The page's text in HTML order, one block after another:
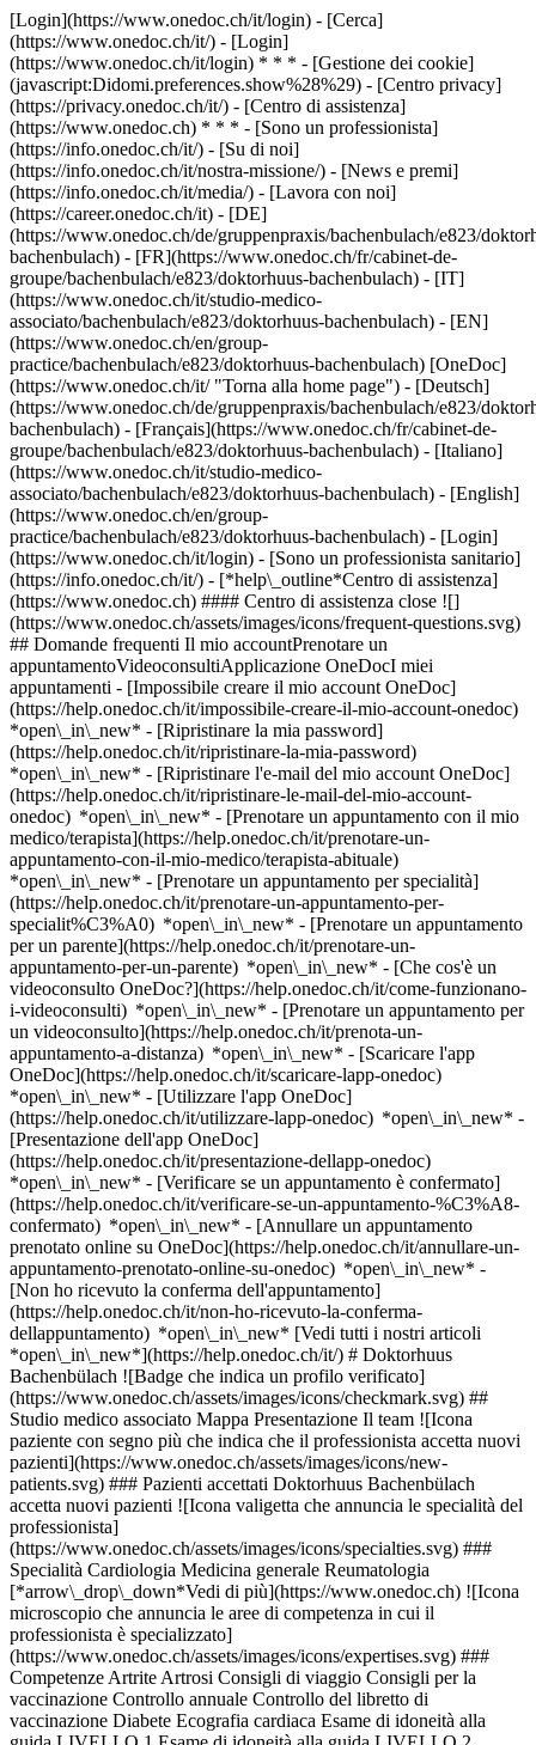
[Login](https://www.onedoc.ch/it/login) - [Cerca]
(https://www.onedoc.ch/it/) - [Login]
(https://www.onedoc.ch/it/login) * * * - [Gestione dei cookie]
(javascript:Didomi.preferences.show%28%29) - [Centro privacy]
(https://privacy.onedoc.ch/it/) - [Centro di assistenza]
(https://www.onedoc.ch) * * * - [Sono un professionista]
(https://info.onedoc.ch/it/) - [Su di noi]
(https://info.onedoc.ch/it/nostra-missione/) - [News e premi]
(https://info.onedoc.ch/it/media/) - [Lavora con noi]
(https://career.onedoc.ch/it) - [DE]
(https://www.onedoc.ch/de/gruppenpraxis/bachenbulach/e823/
bachenbulach) - [FR](https://www.onedoc.ch/fr/cabinet-de-
groupe/bachenbulach/e823/doktorhuus-bachenbulach) - [IT]
(https://www.onedoc.ch/it/studio-medico-
associato/bachenbulach/e823/doktorhuus-bachenbulach) - [EN]
(https://www.onedoc.ch/en/group-
practice/bachenbulach/e823/doktorhuus-bachenbulach) [OneDoc]
(https://www.onedoc.ch/it/ "Torna alla home page") - [Deutsch]
(https://www.onedoc.ch/de/gruppenpraxis/bachenbulach/e823/
bachenbulach) - [Français](https://www.onedoc.ch/fr/cabinet-de-
groupe/bachenbulach/e823/doktorhuus-bachenbulach) - [Italiano]
(https://www.onedoc.ch/it/studio-medico-
associato/bachenbulach/e823/doktorhuus-bachenbulach) - [English]
(https://www.onedoc.ch/en/group-
practice/bachenbulach/e823/doktorhuus-bachenbulach) - [Login]
(https://www.onedoc.ch/it/login) - [Sono un professionista sanitario]
(https://info.onedoc.ch/it/) - [*help\_outline*Centro di assistenza]
(https://www.onedoc.ch) #### Centro di assistenza close ![]
(https://www.onedoc.ch/assets/images/icons/frequent-questions.svg)
## Domande frequenti Il mio accountPrenotare un
appuntamentoVideoconsultiApplicazione OneDocI miei
appuntamenti - [Impossibile creare il mio account OneDoc]
(https://help.onedoc.ch/it/impossibile-creare-il-mio-account-onedoc)
*open\_in\_new* - [Ripristinare la mia password]
(https://help.onedoc.ch/it/ripristinare-la-mia-password)
*open\_in\_new* - [Ripristinare l'e-mail del mio account OneDoc]
(https://help.onedoc.ch/it/ripristinare-le-mail-del-mio-account-
onedoc) *open\_in\_new* - [Prenotare un appuntamento con il mio
medico/terapista](https://help.onedoc.ch/it/prenotare-un-
appuntamento-con-il-mio-medico/terapista-abituale)
*open\_in\_new* - [Prenotare un appuntamento per specialità]
(https://help.onedoc.ch/it/prenotare-un-appuntamento-per-
specialit%C3%A0) *open\_in\_new* - [Prenotare un appuntamento
per un parente](https://help.onedoc.ch/it/prenotare-un-
appuntamento-per-un-parente) *open\_in\_new* - [Che cos'è un
videoconsulto OneDoc?](https://help.onedoc.ch/it/come-funzionano-
i-videoconsulti) *open\_in\_new* - [Prenotare un appuntamento per
un videoconsulto](https://help.onedoc.ch/it/prenota-un-
appuntamento-a-distanza) *open\_in\_new* - [Scaricare l'app
OneDoc](https://help.onedoc.ch/it/scaricare-lapp-onedoc)
*open\_in\_new* - [Utilizzare l'app OneDoc]
(https://help.onedoc.ch/it/utilizzare-lapp-onedoc) *open\_in\_new* -
[Presentazione dell'app OneDoc]
(https://help.onedoc.ch/it/presentazione-dellapp-onedoc)
*open\_in\_new* - [Verificare se un appuntamento è confermato](https://help.onedoc.ch/it/verificare-se-un-appuntamento-%C3%A8-confermato) *open\_in\_new* - [Annullare un appuntamento prenotato online su OneDoc](https://help.onedoc.ch/it/annullare-un-appuntamento-prenotato-online-su-onedoc) *open\_in\_new* - [Non ho ricevuto la conferma dell'appuntamento](https://help.onedoc.ch/it/non-ho-ricevuto-la-conferma-dellappuntamento) *open\_in\_new* [Vedi tutti i nostri articoli *open\_in\_new*](https://help.onedoc.ch/it/) # Doktorhuus Bachenbülach ![Badge che indica un profilo verificato](https://www.onedoc.ch/assets/images/icons/checkmark.svg) ## Studio medico associato Mappa Presentazione Il team ![Icona paziente con segno più che indica che il professionista accetta nuovi pazienti](https://www.onedoc.ch/assets/images/icons/new-patients.svg) ### Pazienti accettati Doktorhuus Bachenbülach accetta nuovi pazienti ![Icona valigetta che annuncia le specialità del professionista](https://www.onedoc.ch/assets/images/icons/specialties.svg) ### Specialità Cardiologia Medicina generale Reumatologia [*arrow\_drop\_down*Vedi di più](https://www.onedoc.ch) ![Icona microscopio che annuncia le aree di competenza in cui il professionista è specializzato](https://www.onedoc.ch/assets/images/icons/expertises.svg) ### Competenze Artrite Artrosi Consigli di viaggio Consigli per la vaccinazione Controllo annuale Controllo del libretto di vaccinazione Diabete Ecografia cardiaca Esame di idoneità alla guida LIVELLO 1 Esame di idoneità alla guida LIVELLO 2 Febbre | Influenza | Sintomi influenzali | Raffreddore Holter Misurazione della pressione sanguigna (arteriosa) Prelievo del sangue Prevenzione cardiovascolare | CardioCheck | CardioTest Reumatismo Test da sforzo | Ergometria Test del diabete [*arrow\_drop\_down*Vedi di più](https://www.onedoc.ch) ![Segnaposto che annuncia la mappa e le informazioni di accesso dello studio](https://www.onedoc.ch/assets/images/icons/map.svg) ### Mappa e informazioni pratiche #### Doktorhuus Bachenbülach Grabenstrasse 4b 8184 Bachenbülach #### Orari di apertura Attualmente chiuso - Apre giovedì alle 08:00 *expand\_more* Lunedì: 08:00 - 12:00 e 13:00 - 17:00 Martedì: 08:00 - 12:00 e 13:00 - 17:00 Mercoledì: 08:00 - 12:00 e 13:00 - 17:00 Giovedì: 08:00 - 12:00 e 13:00 - 17:00 Venerdì: 08:00 - 12:00 e 13:00 - 17:00 Sabato: Chiuso Domenica: Chiuso #### Doktorhuus Ärztenetzwerk AG [Le nostre sedi](https://www.onedoc.ch/it/centri-medici/gbm4/doktorhuus-arztenetzwerk-ag "Le nostre sedi - Doktorhuus Ärztenetzwerk AG") #### Sito web [Visita il sito web *open\_in\_new*](https://bachenbuelach.doktor-huus.ch/) ![Icona documento che annuncia la presentazione dello studio](https://www.onedoc.ch/assets/images/icons/presentation.svg) ### Presentazione ## Doktorhuus Bachenbülach __Doktorhuus Bachenbülach__ è uno studio medico associato a carattere interdisciplinare situato in Grabenstrasse 4b, 8184 Bachenbülach. Oltre all’assistenza medica di base, la struttura offre cure mediche nei settori della cardiologia e della reumatologia. La medicina di base comprende la prevenzione, la diagnosi e il trattamento delle patologie più comuni, nonché l’assistenza continua in caso di disturbi cronici. La cardiologia si occupa delle patologie del cuore e del sistema circolatorio, mentre la reumatologia esamina e cura i disturbi e le patologie delle articolazioni, dei muscoli, delle ossa e del tessuto connettivo. Questa combinazione di diverse specializzazioni consente un’assistenza medica coordinata in un’unica sede. A seconda delle esigenze mediche, l’offerta comprende, tra l’altro, visite di medicina generale, visite preventive e check-up, accertamenti cardiovascolari e visite reumatologiche. Lo studio offre consulenze in diverse lingue e, secondo l’attuale profilo OneDoc, accetta nuovi pazienti. Gli appuntamenti possono essere fissati direttamente online tramite OneDoc. [*arrow\_drop\_down*Vedi di più](https://www.onedoc.ch) [](https://assets.onedoc.ch/images/entities/cf8609ccbf801e6fa6fb6208b5b90359cead4e462d4cd9b97d5b574ae37d701f.png)[![Doktorhuus Bachenbülach, studio medico associato a Bachenbülach](https://assets.onedoc.ch/images/entities/2f29af3fedd64acbd7ff0cce5dd23f6b66b77911aa2f5dbde2ea6e9dd30152ee-small.png "Doktorhuus Bachenbülach, studio medico associato a Bachenbülach")](https://assets.onedoc.ch/images/entities/2f29af3fedd64acbd7ff0cce5dd23f6b66b77911aa2f5dbde2ea6e9dd30152ee.png)[![Doktorhuus Bachenbülach, studio medico associato a Bachenbülach](https://assets.onedoc.ch/images/entities/1953b40030c11c7acbaa174998de598e617af604da379cb923787d03df29df91-small.jpg "Doktorhuus Bachenbülach, studio medico associato a Bachenbülach")](https://assets.onedoc.ch/images/entities/1953b40030c11c7acbaa174998de598e617af604da379cb923787d03df29df91.jpg)[![Doktorhuus Bachenbülach, studio medico associato a Bachenbülach](https://assets.onedoc.ch/images/entities/d56495c54c109b4feb11f81ce1467c93ec69ddc04127772368c373fa3ed41f76-small.jpg "Doktorhuus Bachenbülach, studio medico associato a Bachenbülach")](https://assets.onedoc.ch/images/entities/d56495c54c109b4feb11f81ce1467c93ec69ddc04127772368c373fa3ed41f76.jpg)[![Doktorhuus Bachenbülach, studio medico associato a Bachenbülach](https://assets.onedoc.ch/images/entities/c1f0cb1e937892f37e0d6e865e31aaf5fbe9cdce951936d207cb1dbee4b80a22-small.jpg "Doktorhuus Bachenbülach, studio medico associato a Bachenbülach")](https://assets.onedoc.ch/images/entities/c1f0cb1e937892f37e0d6e865e31aaf5fbe9cdce951936d207cb1dbee4b80a22.jpg) ![Icona gruppo di persone che annuncia l’elenco dei professionisti sanitari dello studio](https://www.onedoc.ch/assets/images/icons/team.svg) ### Il team Cardiologo [![Mohamed Amine Oualad, cardiologo a Bachenbülach](https://assets.onedoc.ch/images/users/815e00f80497170a8216272f3a52441635d480bbd832f58ea3e2ac60fae81d1c-small.jpg "Mohamed Amine Oualad, cardiologo a Bachenbülach") \ __Dr. med. Mohamed Amine Oualad__](https://www.onedoc.ch/it/cardiologo/bachenbulach/pc0v4/dr-med-mohamed-amine-oualad) Medici generici [![Christian Hall, medico generico a Bachenbülach](https://assets.onedoc.ch/images/users/f4e46ddfc9beac706dfb4b7b23be7441b7cce8894b1b71306be22eabcb9308e7-small.jpg "Christian Hall, medico generico a Bachenbülach") \ __Dipl. med. Christian Hall__](https://www.onedoc.ch/it/medico-generico/bachenbulach/pcuht/dipl-med-christian-hall) [![Nicole Ruoss, medico generico a Bachenbülach](https://assets.onedoc.ch/images/users/a71711c1e9b8e8b3c006ff0742e88f1084f0e32edd238e816910a4d9ad086ec8-small.jpg "Nicole Ruoss, medico generico a Bachenbülach") \ __Dipl. med. Nicole Ruoss__](https://www.onedoc.ch/it/medico-generico/bachenbulach/pcp9t/dipl-med-nicole-ruoss) [![Nevriye Tuna-Aksak, medico generico a Bachenbülach](https://assets.onedoc.ch/images/users/77cb87e6b0339bb95a074bfb77cae2f4cb86b31a9102924105fac7fda57a7bbc-small.jpg "Nevriye Tuna-Aksak, medico generico a Bachenbülach") \ __Dipl. med. Nevriye Tuna-Aksak__](https://www.onedoc.ch/it/medico-generico/bachenbulach/pcopo/dipl-med-nevriye-tuna-aksak) Reumatologo [![Ulrich Brunner, reumatologo a Bachenbülach](https://assets.onedoc.ch/images/users/d21f66bc5730623714f8a0ab41ec9d4953f4f7f492ca5a672e1eba07b015a81f-small.jpg "Ulrich Brunner, reumatologo a Bachenbülach") \ __Dr. med. Ulrich Brunner__](https://www.onedoc.ch/it/reumatologo/bachenbulach/pcvwv/dr-med-ulrich-brunner) ![Icona nuvoletta che annuncia la sezione FAQ](https://www.onedoc.ch/assets/images/icons/faq.svg) ### FAQ *expand\_more* *keyboard\_arrow\_right* ## Qual è l'indirizzo di Doktorhuus Bachenbülach? Doktorhuus Bachenbülach riceve i pazienti in Grabenstrasse 4b, 8184 Bachenbülach. * * * *keyboard\_arrow\_right* ## Quali sono gli orari di apertura di Doktorhuus Bachenbülach? Doktorhuus Bachenbülach è aperto: - Il lunedì dalle 08:00 alle 12:00 e dalle 13:00 alle 17:00 - Il martedì dalle 08:00 alle 12:00 e dalle 13:00 alle 17:00 - Il mercoledì dalle 08:00 alle 12:00 e dalle 13:00 alle 17:00 - Il giovedì dalle 08:00 alle 12:00 e dalle 13:00 alle 17:00 - Il venerdì dalle 08:00 alle 12:00 e dalle 13:00 alle 17:00 - Il sabato chiuso - La domenica chiuso * * * *keyboard\_arrow\_right* ## Qual è il sito web di Doktorhuus Bachenbülach? Puoi visitare il sito web di Doktorhuus Bachenbülach all'indirizzo: [https://bachenbuelach.doktor-h... *open\_in\_new*](https://bachenbuelach.doktor-huus.ch/) . * * * *keyboard\_arrow\_right* ## Qual è il numero di telefono di Doktorhuus Bachenbülach? Il numero di telefono di Doktorhuus Bachenbülach è [044 863 70 00](tel:+41448637000). * * * *keyboard\_arrow\_right* ## Quali sono le specialità praticate presso Doktorhuus Bachenbülach? Doktorhuus Bachenbülach offre consulenze in [Cardiologia](https://www.onedoc.ch/it/cardiologo/bachenbulach), [Medicina generale](https://www.onedoc.ch/it/medico-generico/bachenbulach) e [Reumatologia](https://www.onedoc.ch/it/reumatologo/bachenbulach). * * * *keyboard\_arrow\_right* ## Quali sono le aree di competenza di Doktorhuus Bachenbülach? Le aree di competenza di Doktorhuus Bachenbülach sono: [Artrite](https://www.onedoc.ch/it/artrite/bachenbulach), [Artrosi](https://www.onedoc.ch/it/artrosi/bachenbulach), [Consigli di viaggio](https://www.onedoc.ch/it/consigli-di-viaggio/bachenbulach), [Consigli per la vaccinazione](https://www.onedoc.ch/it/consigli-per-la-vaccinazione/bachenbulach), [Controllo annuale](https://www.onedoc.ch/it/controllo-annuale/bachenbulach), [Controllo del libretto di vaccinazione](https://www.onedoc.ch/it/controllo-del-libretto-di-vaccinazione/bachenbulach), [Diabete](https://www.onedoc.ch/it/diabete/bachenbulach), [Ecografia cardiaca](https://www.onedoc.ch/it/ecografia-cardiaca/bachenbulach), [Esame di idoneità alla guida LIVELLO 1](https://www.onedoc.ch/it/esame-di-idoneita-alla-guida-livello-1/bachenbulach), [Esame di idoneità alla guida LIVELLO 2](https://www.onedoc.ch/it/esame-di-i